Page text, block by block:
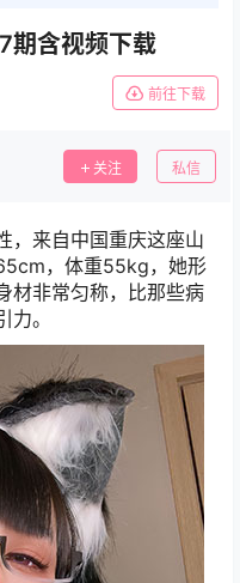
期含视频下载
前往下载
关注 私信
，来自中国重庆这座山
，体重55kg，她形
材非常匀称，比那些病
。